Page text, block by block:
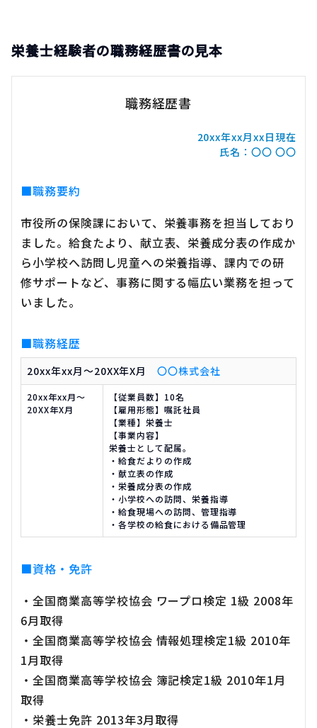
栄養士経験者の職務経歴書の見本
職務経歴書
20xx年xx月xx日現在
氏名：〇〇 〇〇
■職務要約
市役所の保険課において、栄養事務を担当しており
ました。給食たより、献立表、栄養成分表の作成か
ら小学校へ訪問し児童への栄養指導、課内での研
修サポートなど、事務に関する幅広い業務を担って
いました。
■職務経歴
20xx年xx月～20XX年X月 〇〇株式会社
20xx年xx月～
20XX年X月
【従業員数】10名
【雇用形態】嘱託社員
【業種】栄養士
【事業内容】
栄養士として配属。
・給食だよりの作成
・献立表の作成
・栄養成分表の作成
・小学校への訪問、栄養指導
・給食現場への訪問、管理指導
・各学校の給食における備品管理
■資格・免許
・全国商業高等学校協会 ワープロ検定 1級 2008年
6月取得
・全国商業高等学校協会 情報処理検定1級 2010年
1月取得
・全国商業高等学校協会 簿記検定1級 2010年1月
取得
・栄養士免許 2013年3月取得